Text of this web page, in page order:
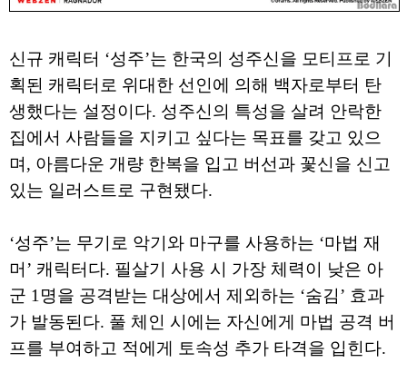
신규 캐릭터 ‘성주’는 한국의 성주신을 모티프로 기
획된 캐릭터로 위대한 선인에 의해 백자로부터 탄
생했다는 설정이다. 성주신의 특성을 살려 안락한
집에서 사람들을 지키고 싶다는 목표를 갖고 있으
며, 아름다운 개량 한복을 입고 버선과 꽃신을 신고
있는 일러스트로 구현됐다.
‘성주’는 무기로 악기와 마구를 사용하는 ‘마법 재
머’ 캐릭터다. 필살기 사용 시 가장 체력이 낮은 아
군 1명을 공격받는 대상에서 제외하는 ‘숨김’ 효과
가 발동된다. 풀 체인 시에는 자신에게 마법 공격 버
프를 부여하고 적에게 토속성 추가 타격을 입힌다.